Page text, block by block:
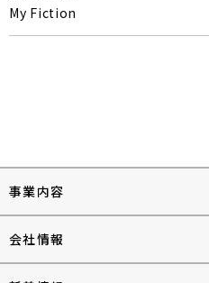
My Fiction
事業内容
会社情報